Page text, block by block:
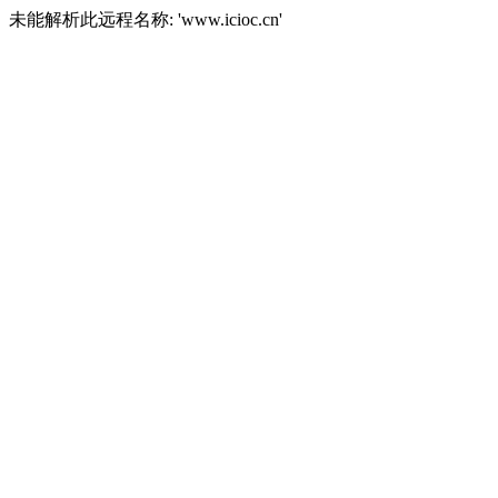
未能解析此远程名称: 'www.icioc.cn'